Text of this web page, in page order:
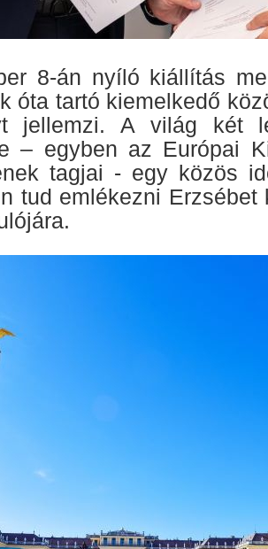
8-án nyíló kiállítás
óta tartó kiemelkedő
jellemzi. A világ két
– egyben az Európai
tagjai - egy közös
tud emlékezni Erzsébet